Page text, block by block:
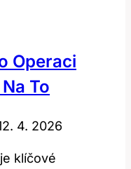
Operaci
To
4. 2026
klíčové